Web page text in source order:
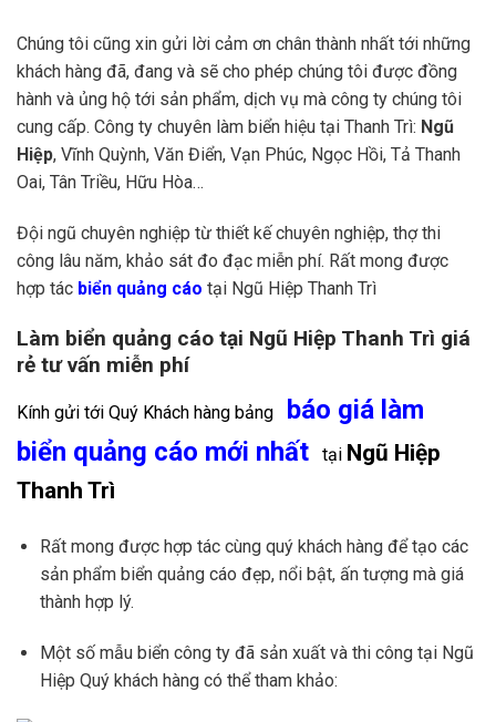
Chúng tôi cũng xin gửi lời cảm ơn chân thành nhất tới những
khách hàng đã, đang và sẽ cho phép chúng tôi được đồng
hành và ủng hộ tới sản phẩm, dịch vụ mà công ty chúng tôi
cung cấp. Công ty chuyên làm biển hiệu tại Thanh Trì: Ngũ
Hiệp, Vĩnh Quỳnh, Văn Điển, Vạn Phúc, Ngọc Hồi, Tả Thanh
Oai, Tân Triều, Hữu Hòa…
Đội ngũ chuyên nghiệp từ thiết kế chuyên nghiệp, thợ thi
công lâu năm, khảo sát đo đạc miễn phí. Rất mong được
hợp tác biển quảng cáo tại Ngũ Hiệp Thanh Trì
Làm biển quảng cáo tại Ngũ Hiệp Thanh Trì giá
rẻ tư vấn miễn phí
Kính gửi tới Quý Khách hàng bảng
báo giá làm
biển quảng cáo mới nhất
tại Ngũ Hiệp
Thanh Trì
Rất mong được hợp tác cùng quý khách hàng để tạo các
sản phẩm biển quảng cáo đẹp, nổi bật, ấn tượng mà giá
thành hợp lý.
Một số mẫu biển công ty đã sản xuất và thi công tại Ngũ
Hiệp Quý khách hàng có thể tham khảo: